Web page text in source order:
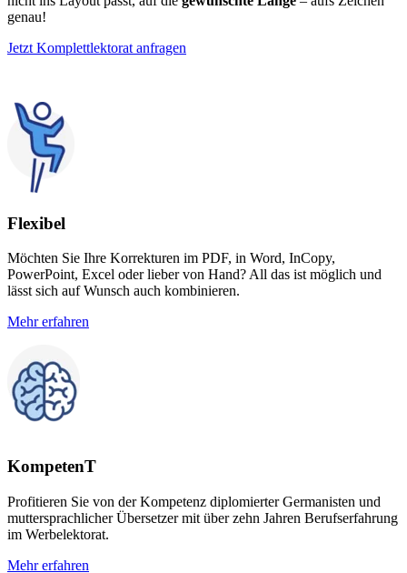
genau!
Jetzt Komplettlektorat anfragen
Flexibel
Möchten Sie Ihre Korrekturen im PDF, in Word, InCopy,
PowerPoint, Excel oder lieber von Hand? All das ist möglich und
lässt sich auf Wunsch auch kombinieren.
Mehr erfahren
KompetenT
Profitieren Sie von der Kompetenz diplomierter Germanisten und
muttersprachlicher Übersetzer mit über zehn Jahren Berufserfahrung
im Werbelektorat.
Mehr erfahren